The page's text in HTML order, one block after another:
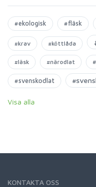
#ekologisk #fläsk
#krav #köttlåda
#läsk #närodlat
#svenskodlat
Visa alla
KONTAKTA OSS